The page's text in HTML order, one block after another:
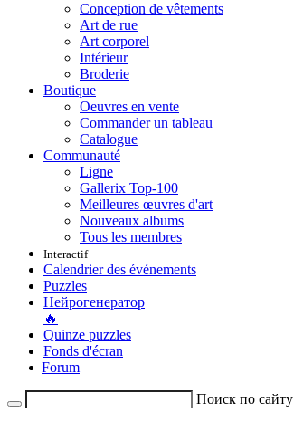
Conception de vêtements
Art de rue
Art corporel
Intérieur
Broderie
Boutique
Oeuvres en vente
Commander un tableau
Catalogue
Communauté
Ligne
Gallerix Top-100
Meilleures œuvres d'art
Nouveaux albums
Tous les membres
Interactif
Calendrier des événements
Puzzles
Нейрогенератор
🔥
Quinze puzzles
Fonds d'écran
Forum
Поиск по сайту